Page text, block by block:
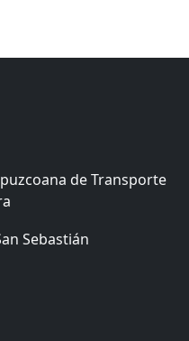
de Transporte
Sebastián